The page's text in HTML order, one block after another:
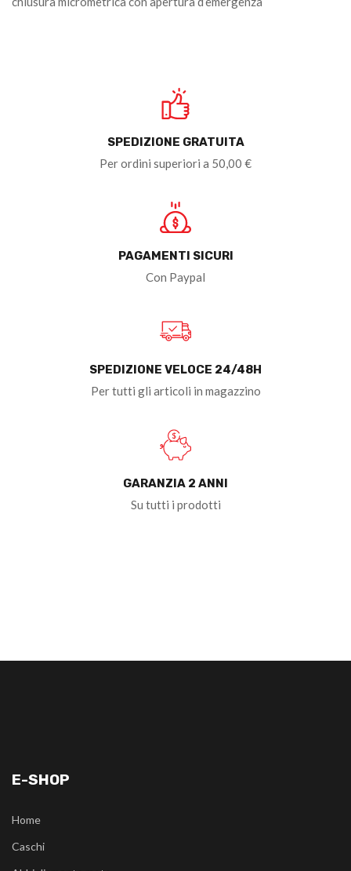
SPEDIZIONE GRATUITA
Per ordini superiori a 50,00 €
PAGAMENTI SICURI
Con Paypal
SPEDIZIONE VELOCE 24/48H
Per tutti gli articoli in magazzino
GARANZIA 2 ANNI
Su tutti i prodotti
E-SHOP
Home
Caschi